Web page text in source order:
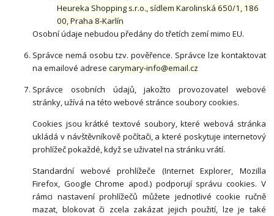
Heureka Shopping s.r.o., sídlem Karolinská 650/1, 186
00, Praha 8-Karlín
Osobní údaje nebudou předány do třetích zemí mimo EU.
Správce nemá osobu tzv. pověřence. Správce lze kontaktovat
na emailové adresecarymary-info@email.cz
Správce osobních údajů, jakožto provozovatel webové
stránky, užívá na této webové stránce soubory cookies.
Cookies jsou krátké textové soubory, které webová stránka
ukládá v návštěvníkově počítači, a které poskytuje internetový
prohlížeč pokaždé, když se uživatel na stránku vrátí.
Standardní webové prohlížeče (Internet Explorer, Mozilla
Firefox, Google Chrome apod.) podporují správu cookies. V
rámci nastavení prohlížečů můžete jednotlivé cookie ručně
mazat, blokovat či zcela zakázat jejich použití, lze je také